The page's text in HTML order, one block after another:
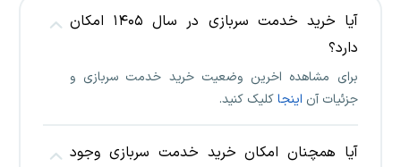
آیا خرید خدمت سربازی در سال ۱۴۰۵ امکان
دارد؟
برای مشاهده اخرین وضعیت خرید خدمت سربازی و
جزئیات آن اینجاکلیک کنید.
آیا همچنان امکان خرید خدمت سربازی وجود